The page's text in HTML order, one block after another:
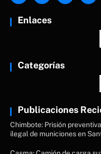
Enlaces
Categorías
Publicaciones
Chimbote: Prisión
ilegal de municiones en